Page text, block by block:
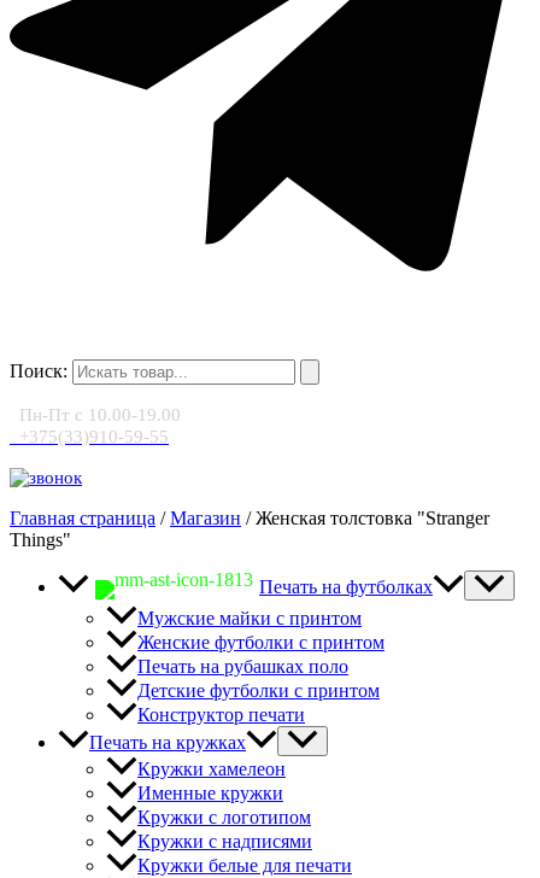
Поиск:
Пн-Пт с 10.00-19.00
+375(33)910-59-55
Главная страница /Магазин /Женская толстовка "Stranger
Things"
Печать на футболках
Мужские майки с принтом
Женские футболки с принтом
Печать на рубашках поло
Детские футболки с принтом
Конструктор печати
Печать на кружках
Кружки хамелеон
Именные кружки
Кружки с логотипом
Кружки с надписями
Кружки белые для печати